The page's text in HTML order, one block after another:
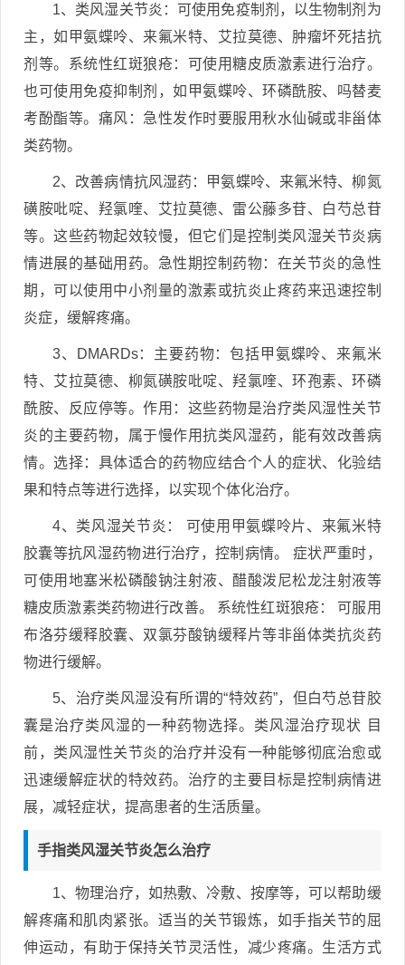
1、类风湿关节炎：可使用免疫制剂，以生物制剂为
主，如甲氨蝶呤、来氟米特、艾拉莫德、肿瘤坏死拮抗
剂等。系统性红斑狼疮：可使用糖皮质激素进行治疗。
也可使用免疫抑制剂，如甲氨蝶呤、环磷酰胺、吗替麦
考酚酯等。痛风：急性发作时要服用秋水仙碱或非甾体
类药物。
2、改善病情抗风湿药：甲氨蝶呤、来氟米特、柳氮
磺胺吡啶、羟氯喹、艾拉莫德、雷公藤多苷、白芍总苷
等。这些药物起效较慢，但它们是控制类风湿关节炎病
情进展的基础用药。急性期控制药物：在关节炎的急性
期，可以使用中小剂量的激素或抗炎止疼药来迅速控制
炎症，缓解疼痛。
3、DMARDs：主要药物：包括甲氨蝶呤、来氟米
特、艾拉莫德、柳氮磺胺吡啶、羟氯喹、环孢素、环磷
酰胺、反应停等。作用：这些药物是治疗类风湿性关节
炎的主要药物，属于慢作用抗类风湿药，能有效改善病
情。选择：具体适合的药物应结合个人的症状、化验结
果和特点等进行选择，以实现个体化治疗。
4、类风湿关节炎： 可使用甲氨蝶呤片、来氟米特
胶囊等抗风湿药物进行治疗，控制病情。 症状严重时，
可使用地塞米松磷酸钠注射液、醋酸泼尼松龙注射液等
糖皮质激素类药物进行改善。 系统性红斑狼疮： 可服用
布洛芬缓释胶囊、双氯芬酸钠缓释片等非甾体类抗炎药
物进行缓解。
5、治疗类风湿没有所谓的“特效药”，但白芍总苷胶
囊是治疗类风湿的一种药物选择。类风湿治疗现状 目
前，类风湿性关节炎的治疗并没有一种能够彻底治愈或
迅速缓解症状的特效药。治疗的主要目标是控制病情进
展，减轻症状，提高患者的生活质量。
手指类风湿关节炎怎么治疗
1、物理治疗，如热敷、冷敷、按摩等，可以帮助缓
解疼痛和肌肉紧张。适当的关节锻炼，如手指关节的屈
伸运动，有助于保持关节灵活性，减少疼痛。生活方式